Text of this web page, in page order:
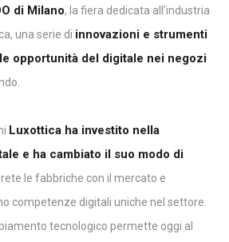
di Milano, la fiera dedicata all’industria
una serie di innovazioni e strumenti
opportunità del digitale nei negozi
Luxottica ha investito nella
e ha cambiato il suo modo di
rete le fabbriche con il mercato e
competenze digitali uniche nel settore.
tecnologico permette oggi al